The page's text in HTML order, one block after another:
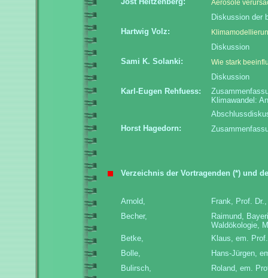
Aerosole
Diskussion der
Hartwig Volz:
Diskussion
Sami K. Solanki:
Wie stark
Diskussion
Karl-Eugen Rehfuess:
Klimawandel:
Horst Hagedorn:
Verzeichnis der Vortragenden (*) und
Arnold,
Frank, Prof.
Becher,
Raimund,
Waldökologie,
Betke,
Klaus, em.
Bolle,
Hans-Jürgen,
Bulirsch,
Roland, em.